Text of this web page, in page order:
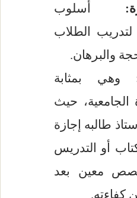
الطلاب
بمثابة
حيث
طالبه إجازة
أو التدريس
بعد